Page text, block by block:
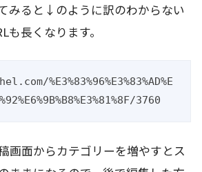
みると↓のように訳のわからない
も長くなります。
%E3%83%96%E3%83%AD%E
3760
画面からカテゴリーを増やすとス